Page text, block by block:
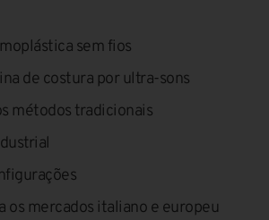
sem fios
de costura por ultra-sons
métodos tradicionais
os mercados italiano e europeu